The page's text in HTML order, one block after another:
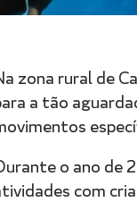
zona rural de
a tão
o ano de
com